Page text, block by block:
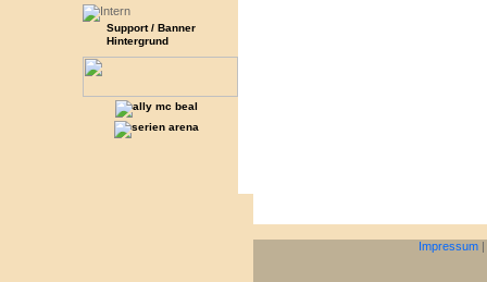
Support / Banner
Hintergrund
Impressum |